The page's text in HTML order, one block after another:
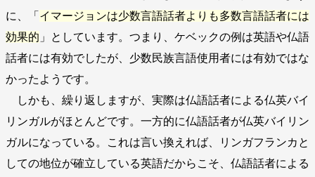
に、「 イマージョンは少数言語話者よりも多数言語話者には
効果的 」としています。つまり、ケベックの例は英語や仏語
話者には有効でしたが、少数民族言語使用者には有効ではな
かったようです。
しかも、繰り返しますが、実際は仏語話者による仏英バイ
リンガルがほとんどです。一方的に仏語話者が仏英バイリン
ガルになっている。これは言い換えれば、リンガフランカと
しての地位が確立している英語だからこそ、仏語話者による